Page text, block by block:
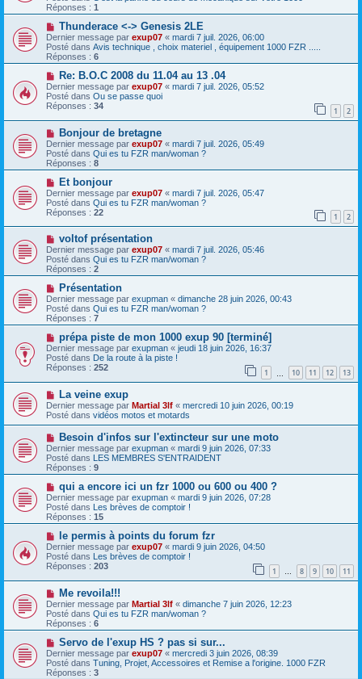
e
e
s
s
g
e
v
e
a
m
e
s
s
a
g
e
Réponses : 1
N
o
u
v
e
a
u
m
e
s
s
a
g
e
Thunderace <-> Genesis 2LE
Dernier message par exup07 « mardi 7 juil. 2026, 06:00
Posté dans Avis technique , choix materiel , équipement 1000 FZR .....
Réponses : 6
N
o
u
v
e
a
u
m
e
s
s
a
g
e
Re: B.O.C 2008 du 11.04 au 13 .04
Dernier message par exup07 « mardi 7 juil. 2026, 05:52
Posté dans Ou se passe quoi
Réponses : 34 1 2
N
o
u
v
e
a
u
m
e
s
s
a
g
e
Bonjour de bretagne
Dernier message par exup07 « mardi 7 juil. 2026, 05:49
Posté dans Qui es tu FZR man/woman ?
Réponses : 8
N
o
u
v
e
a
u
m
e
s
s
a
g
e
Et bonjour
Dernier message par exup07 « mardi 7 juil. 2026, 05:47
Posté dans Qui es tu FZR man/woman ?
Réponses : 22 1 2
N
o
u
v
e
a
u
m
e
s
s
a
g
e
voltof présentation
Dernier message par exup07 « mardi 7 juil. 2026, 05:46
Posté dans Qui es tu FZR man/woman ?
Réponses : 2
N
o
u
v
e
a
u
m
e
s
s
a
g
e
Présentation
Dernier message par exupman « dimanche 28 juin 2026, 00:43
Posté dans Qui es tu FZR man/woman ?
Réponses : 7
N
o
u
v
e
a
m
e
s
s
a
g
e
prépa piste de mon 1000 exup 90 [terminé]
Dernier message par exupman « jeudi 18 juin 2026, 16:37
Posté dans De la route à la piste !
Réponses : 252 1 10 11 12 13
N
o
u
v
e
a
u
m
e
s
a
g
e
La veine exup
Dernier message par Martial 3lf « mercredi 10 juin 2026, 00:19
Posté dans vidéos motos et motards
N
o
u
v
e
a
u
m
e
s
s
a
g
e
Besoin d'infos sur l'extincteur sur une moto
Dernier message par exupman « mardi 9 juin 2026, 07:33
Posté dans LES MEMBRES S'ENTRAIDENT
Réponses : 9
N
o
u
v
e
a
u
m
e
s
s
a
g
e
qui a encore ici un fzr 1000 ou 600 ou 400 ?
Dernier message par exupman « mardi 9 juin 2026, 07:28
Posté dans Les brèves de comptoir !
Réponses : 15
N
o
u
v
e
a
u
m
e
s
s
a
g
e
le permis à points du forum fzr
Dernier message par exup07 « mardi 9 juin 2026, 04:50
Posté dans Les brèves de comptoir !
Réponses : 203 1 … 8 9 10 11
N
o
u
v
e
a
u
m
e
Me revoila!!!
Dernier message par Martial 3lf « dimanche 7 juin 2026, 12:23
Posté dans Qui es tu FZR man/woman ?
Réponses : 6
N
o
u
v
Servo de l'exup HS ? pas si sur...
Dernier message par exup07 « mercredi 3 juin 2026, 08:39
Posté dans Tuning, Projet, Accessoires et Remise a l'origine. 1000 FZR
Réponses : 3